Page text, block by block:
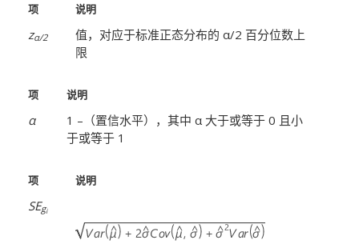
项 说明
zα/2
值，对应于标准正态分布的 α/2 百分位数上
限
项 说明
α
1 –（置信水平），其中 α 大于或等于 0 且小
于或等于 1
项 说明
SEgi